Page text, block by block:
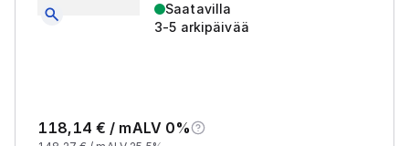
Saatavilla
3-5 arkipäivää
118,14 € / mALV 0%